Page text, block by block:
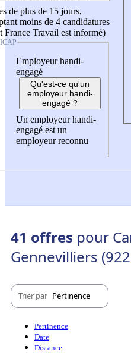
de plus de 15 jours,
moins de 4 candidatures
France Travail est informé)
Employeur handi-
engagé
Qu'est-ce qu'un
employeur handi-
engagé ?
Un employeur handi-
engagé est un
employeur reconnu
41 offres pour
Gennevilliers
Trier par Pertinence
Pertinence
Date
Distance